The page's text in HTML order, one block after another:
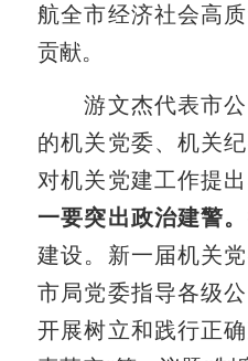
航全市经济社会高
贡献。
游文杰代表市公
的机关党委、机关
对机关党建工作提
一要突出政治建警。
建设。新一届机关
市局党委指导各级
开展树立和践行正